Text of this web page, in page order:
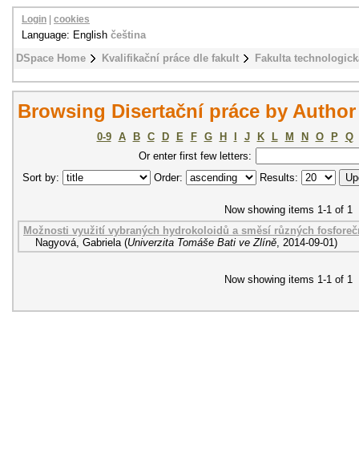
DSpace Home Kvalifikační práce dle fakult Fakulta
Login cookies
Language: English čeština
Browsing Disertační práce by
0-9 A B C D E F G H J K L M N O P
Q
Or enter first few letters:
Sort by:
Order: Results:
Now showing items 1-1 of 1
Možnosti využití vybraných hydrokoloidů a směsí různých
Nagyová, Gabriela (Univerzita Tomáše Bati ve Zlíně, 2014-09-01)
Now showing items 1-1 of 1